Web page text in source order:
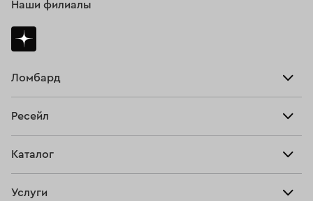
Ломбард
Тарифы
Ресейл
Купить
Каталог
Услуги
Наши филиалы